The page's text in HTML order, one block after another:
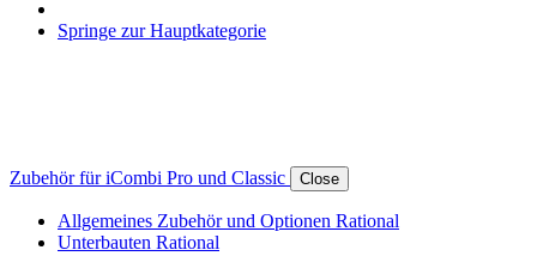
Springe zur Hauptkategorie
Zubehör für iCombi Pro und Classic Close
Allgemeines Zubehör und Optionen Rational
Unterbauten Rational